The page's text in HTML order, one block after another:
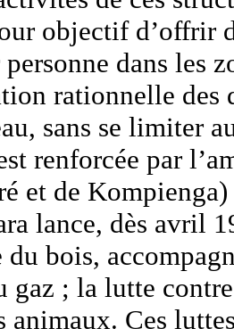
objectif d’offrir
dans les
rationnelle
sans se limiter
renforcée par
et de
lance, dès avril
du bois,
gaz ; la lutte
animaux. Ces